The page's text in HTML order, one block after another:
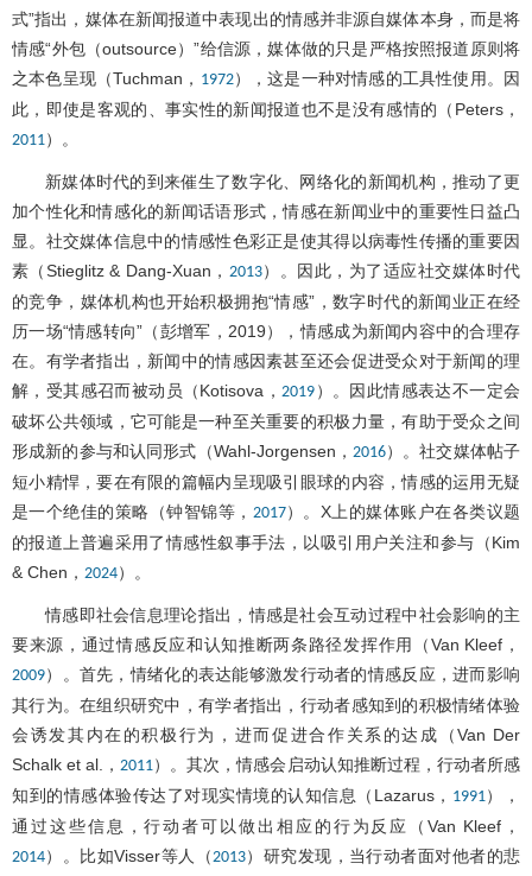
式”指出，媒体在新闻报道中表现出的情感并非源自媒体本身，而是将
情感“外包（outsource）”给信源，媒体做的只是严格按照报道原则将
之本色呈现（Tuchman， 1972），这是一种对情感的工具性使用。因
此，即使是客观的、事实性的新闻报道也不是没有感情的（Peters，
2011）。
新媒体时代的到来催生了数字化、网络化的新闻机构，推动了更
加个性化和情感化的新闻话语形式，情感在新闻业中的重要性日益凸
显。社交媒体信息中的情感性色彩正是使其得以病毒性传播的重要因
素（Stieglitz & Dang-Xuan， 2013）。因此，为了适应社交媒体时代
的竞争，媒体机构也开始积极拥抱“情感”，数字时代的新闻业正在经
历一场“情感转向”（彭增军，2019），情感成为新闻内容中的合理存
在。有学者指出，新闻中的情感因素甚至还会促进受众对于新闻的理
解，受其感召而被动员（Kotisova， 2019 ）。因此情感表达不一定会
破坏公共领域，它可能是一种至关重要的积极力量，有助于受众之间
形成新的参与和认同形式（Wahl-Jorgensen， 2016）。社交媒体帖子
短小精悍，要在有限的篇幅内呈现吸引眼球的内容，情感的运用无疑
是一个绝佳的策略（钟智锦等， 2017）。X上的媒体账户在各类议题
的报道上普遍采用了情感性叙事手法，以吸引用户关注和参与（Kim
& Chen， 2024）。
情感即社会信息理论指出，情感是社会互动过程中社会影响的主
要来源，通过情感反应和认知推断两条路径发挥作用（Van Kleef，
2009）。首先，情绪化的表达能够激发行动者的情感反应，进而影响
其行为。在组织研究中，有学者指出，行动者感知到的积极情绪体验
会诱发其内在的积极行为，进而促进合作关系的达成（Van Der
Schalk et al.， 2011）。其次，情感会启动认知推断过程，行动者所感
知到的情感体验传达了对现实情境的认知信息（Lazarus， 1991），
通过这些信息，行动者可以做出相应的行为反应（Van Kleef，
2014）。比如Visser等人（2013）研究发现，当行动者面对他者的悲